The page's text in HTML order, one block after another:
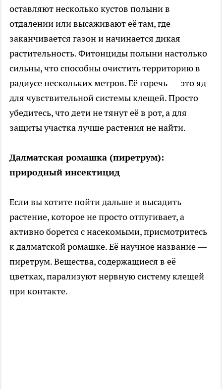
оставляют несколько кустов полыни в
отдалении или высаживают её там, где
заканчивается газон и начинается дикая
растительность. Фитонциды полыни настолько
сильны, что способны очистить территорию в
радиусе нескольких метров. Её горечь — это яд
для чувствительной системы клещей. Просто
убедитесь, что дети не тянут её в рот, а для
защиты участка лучше растения не найти.
Далматская ромашка (пиретрум):
природный инсектицид
Если вы хотите пойти дальше и высадить
растение, которое не просто отпугивает, а
активно борется с насекомыми, присмотритесь
к далматской ромашке. Её научное название —
пиретрум. Вещества, содержащиеся в её
цветках, парализуют нервную систему клещей
при контакте.